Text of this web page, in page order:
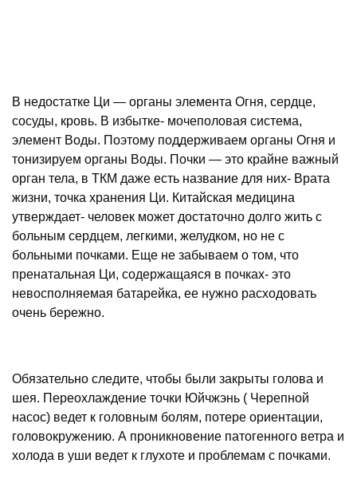
В недостатке Ци — органы элемента Огня, сердце,
сосуды, кровь. В избытке- мочеполовая система,
элемент Воды. Поэтому поддерживаем органы Огня и
тонизируем органы Воды. Почки — это крайне важный
орган тела, в ТКМ даже есть название для них- Врата
жизни, точка хранения Ци. Китайская медицина
утверждает- человек может достаточно долго жить с
больным сердцем, легкими, желудком, но не с
больными почками. Еще не забываем о том, что
пренатальная Ци, содержащаяся в почках- это
невосполняемая батарейка, ее нужно расходовать
очень бережно.
Обязательно следите, чтобы были закрыты голова и
шея. Переохлаждение точки Юйчжэнь ( Черепной
насос) ведет к головным болям, потере ориентации,
головокружению. А проникновение патогенного ветра и
холода в уши ведет к глухоте и проблемам с почками.